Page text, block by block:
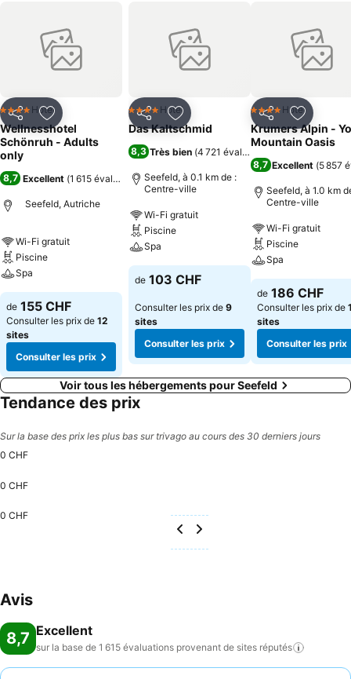
PartagerAjouter à mes favoris
4 ÉtoilesHotel
Wellnesshotel
Schönruh - Adults
only
8,7 Excellent (1 615 évaluations)
Seefeld, Autriche
Wi-Fi gratuit
Piscine
Spa
de 155 CHF
Consulter les prix de 12
sites
Consulter les prix
PartagerAjouter à mes favoris
4 ÉtoilesHotel
Das Kaltschmid
8,3 Très bien (4 721 évaluations
Seefeld, à 0.1 km de :
Centre-ville
Wi-Fi gratuit
Piscine
Spa
de 103 CHF
Consulter les prix de 9
sites
Consulter les prix
PartagerAjouter
4 ÉtoilesHotel
Krumers Alpin -
Mountain Oasis
8,7 Excellent (5 857
Seefeld, à 1.0 km
Centre-ville
Wi-Fi gratuit
Piscine
Spa
de 186 CHF
Consulter les prix de
sites
Consulter les prix
Voir tous les hébergements pour Seefeld
Tendance des prix
Sur la base des prix les plus bas sur trivago au cours des 30 derniers jours
0 CHF
0 CHF
0 CHF
Avis
8,7 Excellent
sur la base de 1 615 évaluations provenant de sites réputés